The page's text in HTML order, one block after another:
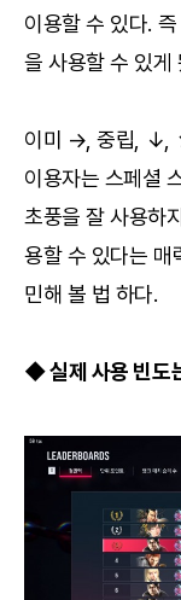
이용할 수 있다.
을 사용할 수 있게
이미 →, 중립, ↓,
이용자는 스페셜
초풍을 잘 사용하
용할 수 있다는 매
민해 볼 법 하다.
◆ 실제 사용 빈도